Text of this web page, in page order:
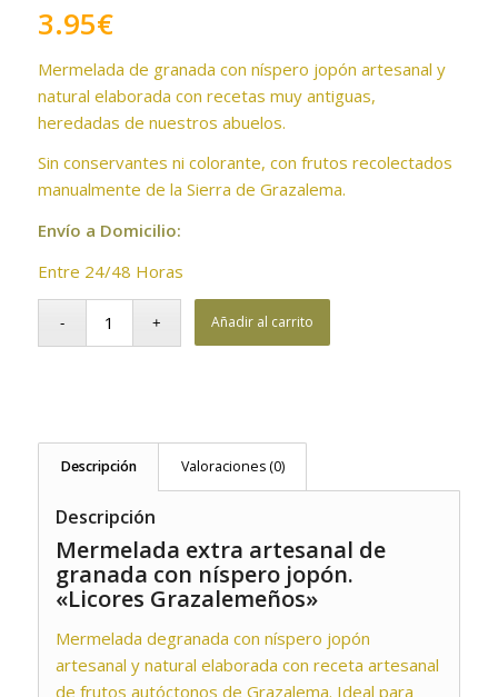
3.95€
Mermelada de granada con níspero jopón artesanal y
natural elaborada con recetas muy antiguas,
heredadas de nuestros abuelos.
Sin conservantes ni colorante, con frutos recolectados
manualmente de la Sierra de Grazalema.
Envío a Domicilio:
Entre 24/48 Horas
Añadir al carrito
Descripción Valoraciones (0)
Descripción
Mermelada extra artesanal de
granada con níspero jopón.
«Licores Grazalemeños»
Mermelada degranada con níspero jopón
artesanal y natural elaborada con receta artesanal
de frutos autóctonos de Grazalema. Ideal para